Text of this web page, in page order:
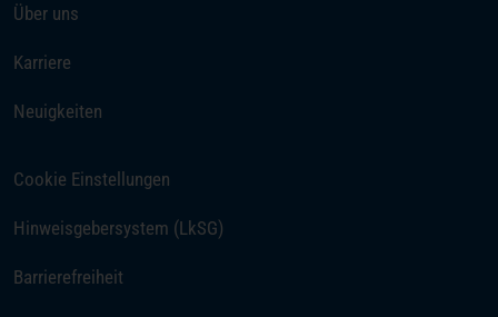
Über uns
Karriere
Neuigkeiten
Cookie Einstellungen
Hinweisgebersystem (LkSG)
Barrierefreiheit